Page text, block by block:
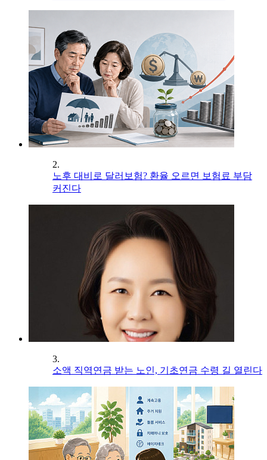
2.
노후 대비로 달러보험? 환율 오르면 보험료 부담
커진다
3.
소액 직역연금 받는 노인, 기초연금 수령 길 열린다